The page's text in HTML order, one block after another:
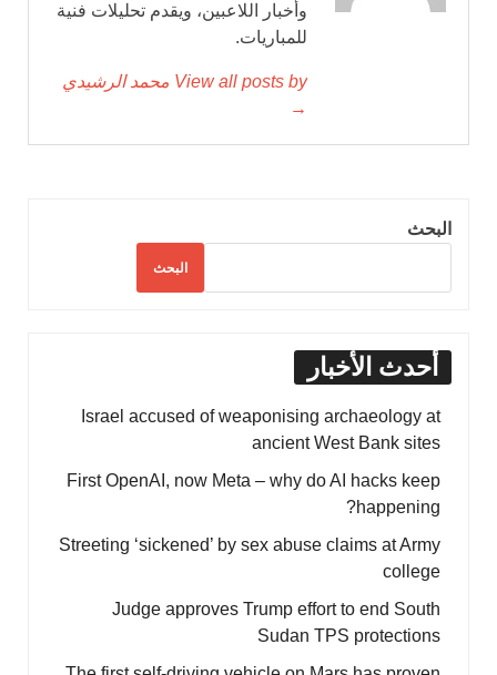
وأخبار اللاعبين، ويقدم تحليلات فنية
للمباريات.
View all posts by محمد الرشيدي
→
البحث
البحث
أحدث الأخبار
Israel accused of weaponising archaeology at
ancient West Bank sites
First OpenAI, now Meta – why do AI hacks keep
happening?
Streeting ‘sickened’ by sex abuse claims at Army
college
Judge approves Trump effort to end South
Sudan TPS protections